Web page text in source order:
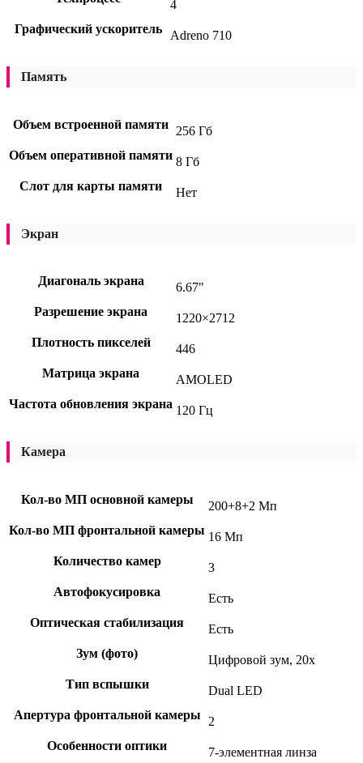
4
Графический ускоритель
Adreno 710
Память
Объем встроенной памяти 256 Гб
Объем оперативной памяти 8 Гб
Слот для карты памяти
Нет
Экран
Диагональ экрана
6.67"
Разрешение экрана
1220×2712
Плотность пикселей
446
Матрица экрана
AMOLED
Частота обновления экрана 120 Гц
Камера
Кол-во МП основной камеры
200+8+2 Мп
Кол-во МП фронтальной камеры 16 Мп
Количество камер
3
Автофокусировка
Есть
Оптическая стабилизация
Есть
Зум (фото)
Цифровой зум, 20x
Тип вспышки
Dual LED
Апертура фронтальной камеры
2
Особенности оптики
7-элементная линза